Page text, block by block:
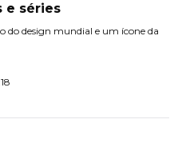
e séries
do design mundial e um ícone da